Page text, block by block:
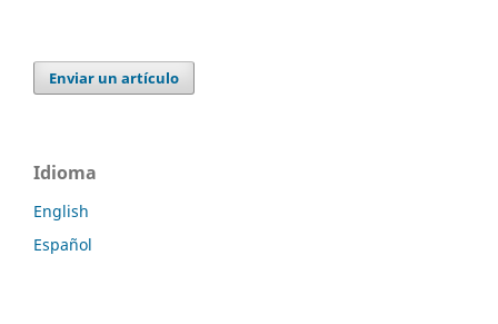
Enviar un artículo
Idioma
English
Español